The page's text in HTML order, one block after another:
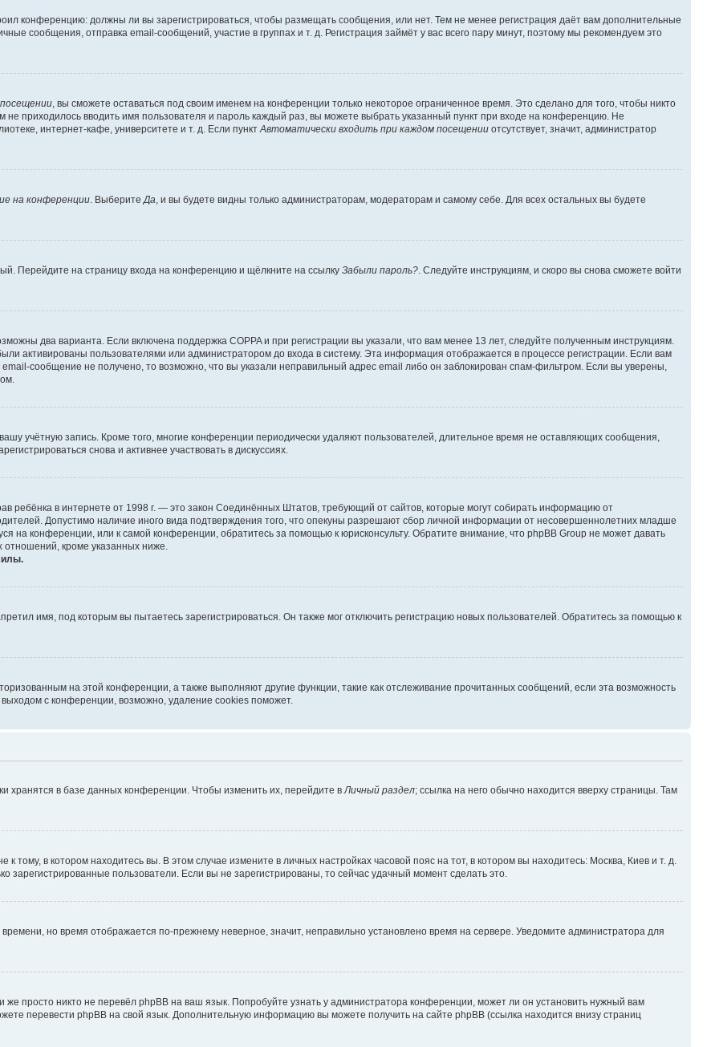
конференцию: должны ли вы зарегистрироваться, чтобы размещать сообщения, или нет. Тем не менее регистрация даёт вам дополнительные
сообщения, отправка email-сообщений, участие в группах и т. д. Регистрация займёт у вас всего пару минут, поэтому мы рекомендуем это
, вы сможете оставаться под своим именем на конференции только некоторое ограниченное время. Это сделано для того, чтобы никто
не приходилось вводить имя пользователя и пароль каждый раз, вы можете выбрать указанный пункт при входе на конференцию. Не
интернет-кафе, университете и т. д. Если пункт Автоматически входить при каждом посещении отсутствует, значит, администратор
на конференции . Выберите Да , и вы будете видны только администраторам, модераторам и самому себе. Для всех остальных вы будете
Перейдите на страницу входа на конференцию и щёлкните на ссылку Забыли пароль? . Следуйте инструкциям, и скоро вы снова сможете войти
два варианта. Если включена поддержка COPPA и при регистрации вы указали, что вам менее 13 лет, следуйте полученным инструкциям.
активированы пользователями или администратором до входа в систему. Эта информация отображается в процессе регистрации. Если вам
сообщение не получено, то возможно, что вы указали неправильный адрес email либо он заблокирован спам-фильтром. Если вы уверены,
учётную запись. Кроме того, многие конференции периодически удаляют пользователей, длительное время не оставляющих сообщения,
снова и активнее участвовать в дискуссиях.
ребёнка в интернете от 1998 г. — это закон Соединённых Штатов, требующий от сайтов, которые могут собирать информацию от
Допустимо наличие иного вида подтверждения того, что опекуны разрешают сбор личной информации от несовершеннолетних младше
на конференции, или к самой конференции, обратитесь за помощью к юрисконсульту. Обратите внимание, что phpBB Group не может давать
кроме указанных ниже.
имя, под которым вы пытаетесь зарегистрироваться. Он также мог отключить регистрацию новых пользователей. Обратитесь за помощью к
на этой конференции, а также выполняют другие функции, такие как отслеживание прочитанных сообщений, если эта возможность
с конференции, возможно, удаление cookies поможет.
хранятся в базе данных конференции. Чтобы изменить их, перейдите в Личный раздел; ссылка на него обычно находится вверху страницы. Там
тому, в котором находитесь вы. В этом случае измените в личных настройках часовой пояс на тот, в котором вы находитесь: Москва, Киев и т. д.
зарегистрированные пользователи. Если вы не зарегистрированы, то сейчас удачный момент сделать это.
но время отображается по-прежнему неверное, значит, неправильно установлено время на сервере. Уведомите администратора для
просто никто не перевёл phpBB на ваш язык. Попробуйте узнать у администратора конференции, может ли он установить нужный вам
перевести phpBB на свой язык. Дополнительную информацию вы можете получить на сайте phpBB (ссылка находится внизу страниц